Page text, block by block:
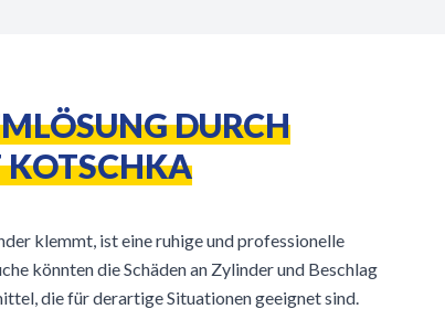
DURCH
KOTSCHKA
klemmt, ist eine ruhige und professionelle
könnten die Schäden an Zylinder und Beschlag
die für derartige Situationen geeignet sind.